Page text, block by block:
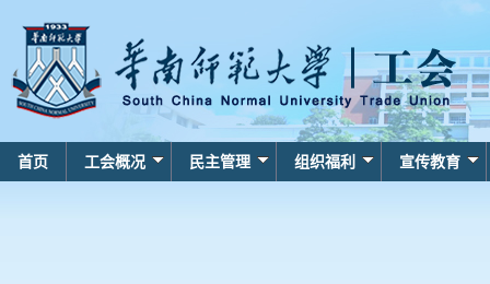
首页 工会概况 民主管理 组织福利 宣传教育